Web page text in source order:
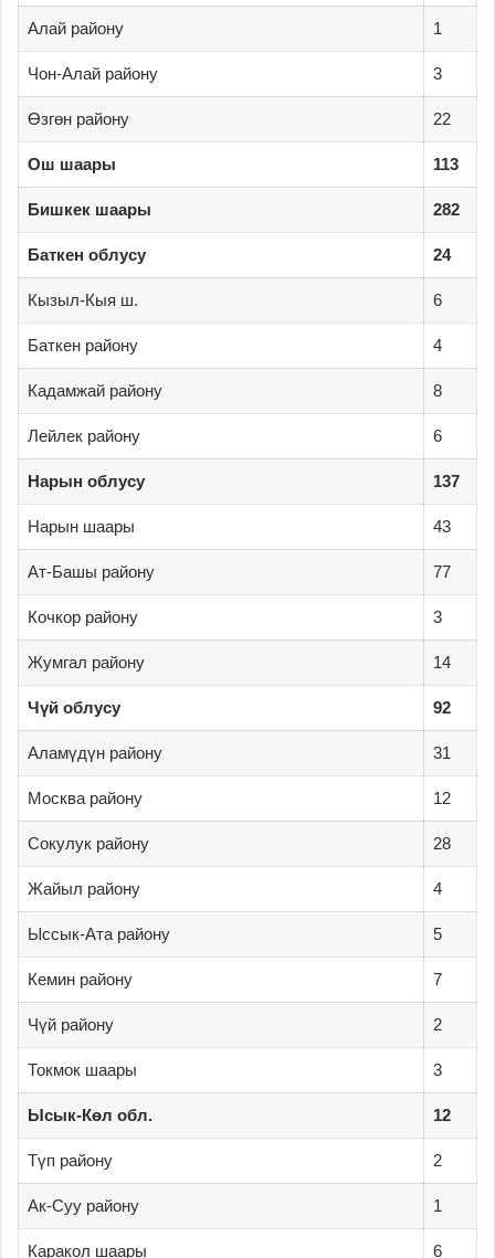
Алай району 1
Чон-Алай району 3
Өзгөн району 22
Ош шаары 113
Бишкек шаары 282
Баткен облусу 24
Кызыл-Кыя ш. 6
Баткен району 4
Кадамжай району 8
Лейлек району 6
Нарын облусу 137
Нарын шаары 43
Ат-Башы району 77
Кочкор району 3
Жумгал району 14
Чүй облусу 92
Аламүдүн району 31
Москва району 12
Сокулук району 28
Жайыл району 4
Ыссык-Ата району 5
Кемин району 7
Чүй району 2
Токмок шаары 3
Ысык-Көл обл. 12
Түп району 2
Ак-Cуу району 1
Каракол шаары 6